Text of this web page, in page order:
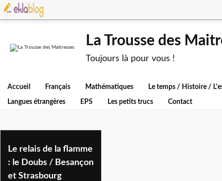
La Trousse des
Toujours là pour vous !
Accueil Français Mathématiques Le temps / Histoire /
Langues étrangères EPS Les petits trucs Contact
besancon
Le relais de la flamme
: le Doubs / Besançon
et Strasbourg